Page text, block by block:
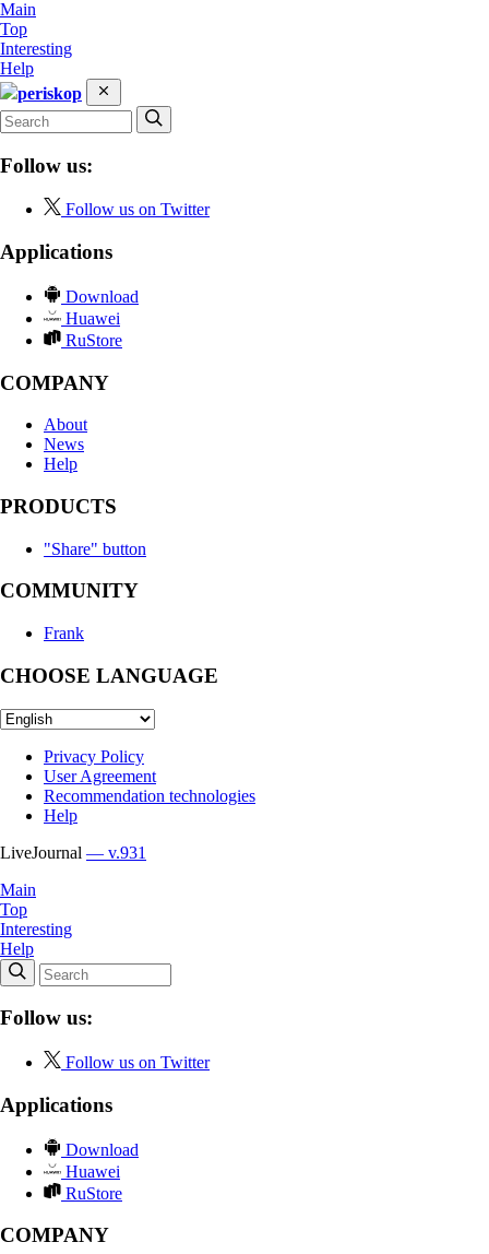
Main
Top
Interesting
Help
periskop
Follow us:
Follow us on Twitter
Applications
Download
Huawei
RuStore
COMPANY
About
News
Help
PRODUCTS
"Share" button
COMMUNITY
Frank
CHOOSE LANGUAGE
Privacy Policy
User Agreement
Recommendation technologies
Help
LiveJournal — v.931
Main
Top
Interesting
Help
Follow us:
Follow us on Twitter
Applications
Download
Huawei
RuStore
COMPANY